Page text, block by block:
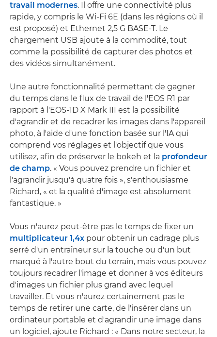
travail modernes. Il offre une connectivité plus
rapide, y compris le Wi-Fi 6E (dans les régions où il
est proposé) et Ethernet 2,5 G BASE-T. Le
chargement USB ajoute à la commodité, tout
comme la possibilité de capturer des photos et
des vidéos simultanément.
Une autre fonctionnalité permettant de gagner
du temps dans le flux de travail de l'EOS R1 par
rapport à l'EOS-1D X Mark III est la possibilité
d'agrandir et de recadrer les images dans l'appareil
photo, à l'aide d'une fonction basée sur l'IA qui
comprend vos réglages et l'objectif que vous
utilisez, afin de préserver le bokeh et la profondeur
de champ. « Vous pouvez prendre un fichier et
l'agrandir jusqu'à quatre fois », s'enthousiasme
Richard, « et la qualité d'image est absolument
fantastique. »
Vous n'aurez peut-être pas le temps de fixer un
multiplicateur 1,4x pour obtenir un cadrage plus
serré d'un entraîneur sur la touche ou d'un but
marqué à l'autre bout du terrain, mais vous pouvez
toujours recadrer l'image et donner à vos éditeurs
d'images un fichier plus grand avec lequel
travailler. Et vous n'aurez certainement pas le
temps de retirer une carte, de l'insérer dans un
ordinateur portable et d'agrandir une image dans
un logiciel, ajoute Richard : « Dans notre secteur, la